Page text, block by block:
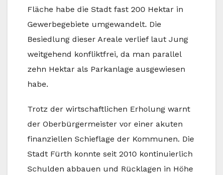
Fläche habe die Stadt fast 200 Hektar in
Gewerbegebiete umgewandelt. Die
Besiedlung dieser Areale verlief laut Jung
weitgehend konfliktfrei, da man parallel
zehn Hektar als Parkanlage ausgewiesen
habe.
Trotz der wirtschaftlichen Erholung warnt
der Oberbürgermeister vor einer akuten
finanziellen Schieflage der Kommunen. Die
Stadt Fürth konnte seit 2010 kontinuierlich
Schulden abbauen und Rücklagen in Höhe